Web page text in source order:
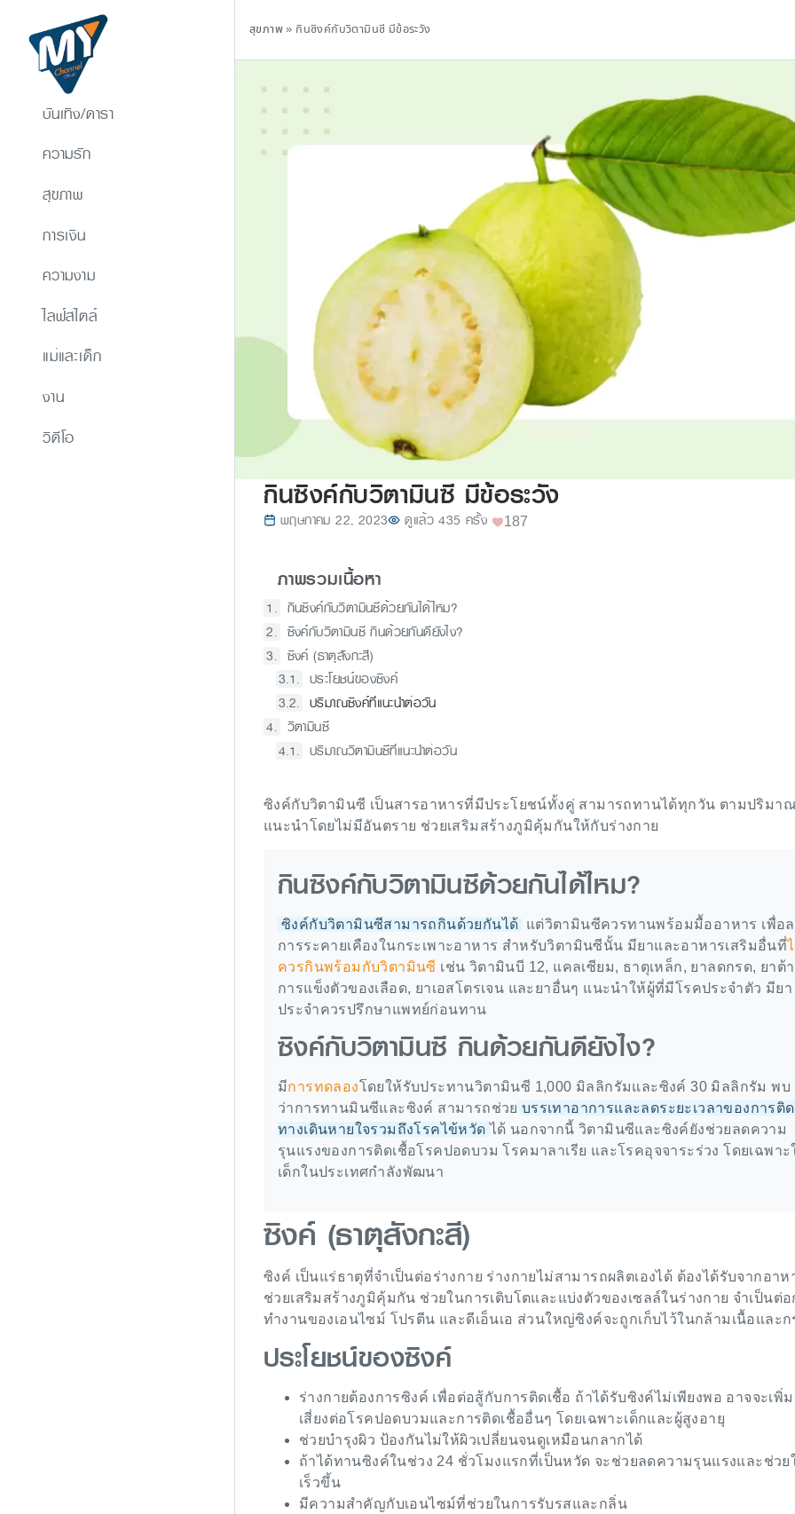
บันเทิง/ดารา
ความรัก
สุขภาพ
การเงิน
ความงาม
ไลฟ์สไตล์
แม่และเด็ก
งาน
วิดีโอ
สุขภาพ» กินซิงค์กับวิตามินซี มีข้อระวัง
กินซิงค์กับวิตามินซี มีข้อระวัง
พฤษภาคม 22, 2023 ดูแล้ว 435 ครั้ง 187
ภาพรวมเนื้อหา
กินซิงค์กับวิตามินซีด้วยกันได้ไหม?
ซิงค์กับวิตามินซี กินด้วยกันดียังไง?
ซิงค์ (ธาตุสังกะสี)
ประโยชน์ของซิงค์
ปริมาณซิงค์ที่แนะนำต่อวัน
วิตามินซี
ปริมาณวิตามินซีที่แนะนำต่อวัน
ซิงค์กับวิตามินซี เป็นสารอาหารที่มีประโยชน์ทั้งคู่ สามารถทานได้ทุกวัน ตามปริมา
แนะนำโดยไม่มีอันตราย ช่วยเสริมสร้างภูมิคุ้มกันให้กับร่างกาย
กินซิงค์กับวิตามินซีด้วยกันได้ไหม?
ซิงค์กับวิตามินซีสามารถกินด้วยกันได้ แต่วิตามินซีควรทานพร้อมมื้ออาหาร เพื่อ
การระคายเคืองในกระเพาะอาหาร สำหรับวิตามินซีนั้น มียาและอาหารเสริมอื่นที่
ควรกินพร้อมกับวิตามินซี เช่น วิตามินบี 12, แคลเซียม, ธาตุเหล็ก, ยาลดกรด, ยาต้
การแข็งตัวของเลือด, ยาเอสโตรเจน และยาอื่นๆ แนะนำให้ผู้ที่มีโรคประจำตัว มียา
ประจำควรปรึกษาแพทย์ก่อนทาน
ซิงค์กับวิตามินซี กินด้วยกันดียังไง?
มีการทดลองโดยให้รับประทานวิตามินซี 1,000 มิลลิกรัมและซิงค์ 30 มิลลิกรัม พบ
ว่าการทานมินซีและซิงค์ สามารถช่วย บรรเทาอาการและลดระยะเวลาของการติ
ทางเดินหายใจรวมถึงโรคไข้หวัด ได้ นอกจากนี้ วิตามินซีและซิงค์ยังช่วยลดความ
รุนแรงของการติดเชื้อโรคปอดบวม โรคมาลาเรีย และโรคอุจจาระร่วง โดยเฉพาะ
เด็กในประเทศกำลังพัฒนา
ซิงค์ (ธาตุสังกะสี)
ซิงค์ เป็นแร่ธาตุที่จำเป็นต่อร่างกาย ร่างกายไม่สามารถผลิตเองได้ ต้องได้รับจากอาห
ช่วยเสริมสร้างภูมิคุ้มกัน ช่วยในการเติบโตและแบ่งตัวของเซลล์ในร่างกาย จำเป็นต่อ
ทำงานของเอนไซม์ โปรตีน และดีเอ็นเอ ส่วนใหญ่ซิงค์จะถูกเก็บไว้ในกล้ามเนื้อและ
ประโยชน์ของซิงค์
ร่างกายต้องการซิงค์ เพื่อต่อสู้กับการติดเชื้อ ถ้าได้รับซิงค์ไม่เพียงพอ อาจจะเพิ่
เสี่ยงต่อโรคปอดบวมและการติดเชื้ออื่นๆ โดยเฉพาะเด็กและผู้สูงอายุ
ช่วยบำรุงผิว ป้องกันไม่ให้ผิวเปลี่ยนจนดูเหมือนกลากได้
ถ้าได้ทานซิงค์ในช่วง 24 ชั่วโมงแรกที่เป็นหวัด จะช่วยลดความรุนแรงและช่วย
เร็วขึ้น
มีความสำคัญกับเอนไซม์ที่ช่วยในการรับรสและกลิ่น